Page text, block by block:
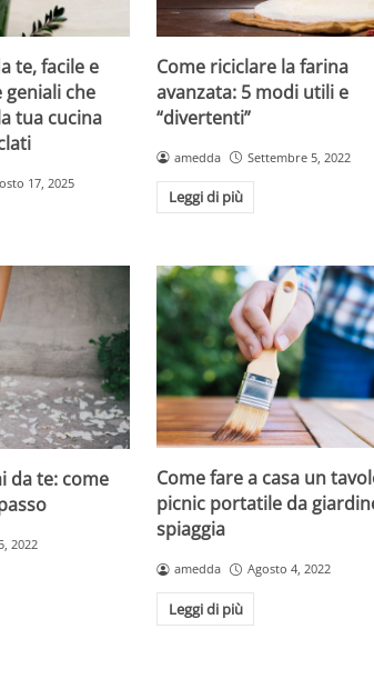
te, facile e
geniali che
tua cucina
17, 2025
Come riciclare la farina
avanzata: 5 modi utili e
“divertenti”
amedda Settembre 5, 2022
Leggi di più
da te: come
2022
Come fare a casa un
picnic portatile da
spiaggia
amedda Agosto 4, 2022
Leggi di più